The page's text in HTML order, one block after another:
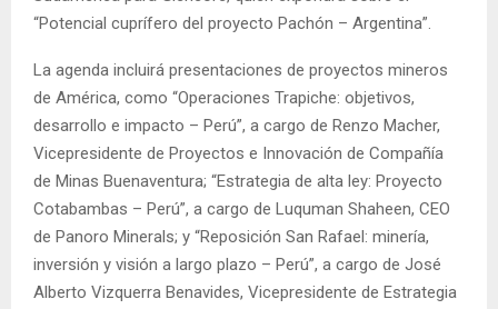
“Potencial cuprífero del proyecto Pachón – Argentina”.
La agenda incluirá presentaciones de proyectos mineros
de América, como “Operaciones Trapiche: objetivos,
desarrollo e impacto – Perú”, a cargo de Renzo Macher,
Vicepresidente de Proyectos e Innovación de Compañía
de Minas Buenaventura; “Estrategia de alta ley: Proyecto
Cotabambas – Perú”, a cargo de Luquman Shaheen, CEO
de Panoro Minerals; y “Reposición San Rafael: minería,
inversión y visión a largo plazo – Perú”, a cargo de José
Alberto Vizquerra Benavides, Vicepresidente de Estrategia